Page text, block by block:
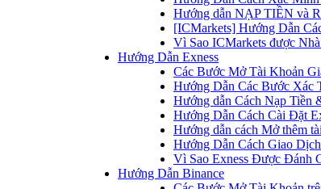
Hướng dẫn NẠP TIỀN và
[ICMarkets] Hướng Dẫn
Vì Sao ICMarkets được
Hướng Dẫn Exness
Các Bước Mở Tài Khoản
Hướng Dẫn Các Bước Xác
Hướng dẫn Cách Nạp Tiền
Hướng Dẫn Cách Cài Đặt
Hướng dẫn cách Mở thêm
Hướng Dẫn Cách Giao
Vì Sao Exness Được Đánh
Hướng Dẫn Binance